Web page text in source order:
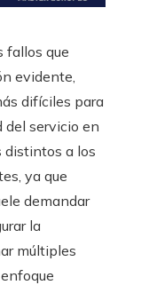
fallos que
evidente,
difíciles para
del servicio en
distintos a los
ya que
demandar
la
múltiples